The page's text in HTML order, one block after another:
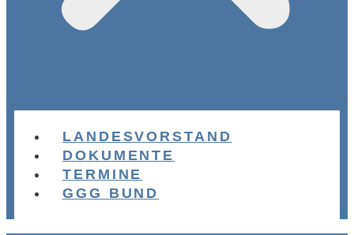
LANDESVORSTAND
DOKUMENTE
TERMINE
GGG BUND